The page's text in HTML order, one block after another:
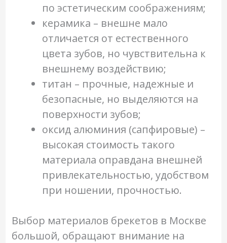
по эстетическим соображениям;
керамика – внешне мало
отличается от естественного
цвета зубов, но чувствительна к
внешнему воздействию;
титан – прочные, надежные и
безопасные, но выделяются на
поверхности зубов;
оксид алюминия (сапфировые) –
высокая стоимость такого
материала оправдана внешней
привлекательностью, удобством
при ношении, прочностью.
Выбор материалов брекетов в Москве
большой, обращают внимание на